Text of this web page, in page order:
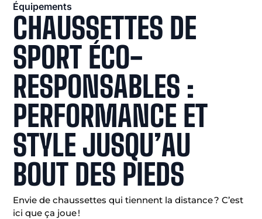
Équipements
CHAUSSETTES DE
SPORT ÉCO-
RESPONSABLES :
PERFORMANCE ET
STYLE JUSQU’AU
BOUT DES PIEDS
Envie de chaussettes qui tiennent la distance ? C’est
ici que ça joue !